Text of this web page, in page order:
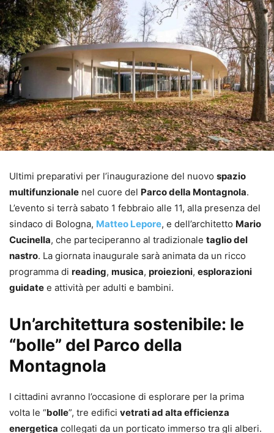
Ultimi preparativi per l’inaugurazione del nuovo spazio
multifunzionale nel cuore del Parco della Montagnola.
L’evento si terrà sabato 1 febbraio alle 11, alla presenza del
sindaco di Bologna, Matteo Lepore, e dell’architetto Mario
Cucinella, che parteciperanno al tradizionale taglio del
nastro. La giornata inaugurale sarà animata da un ricco
programma di reading, musica, proiezioni, esplorazioni
guidate e attività per adulti e bambini.
Un’architettura sostenibile: le
“bolle” del Parco della
Montagnola
I cittadini avranno l’occasione di esplorare per la prima
volta le “bolle”, tre edifici vetrati ad alta efficienza
energetica collegati da un porticato immerso tra gli alberi.